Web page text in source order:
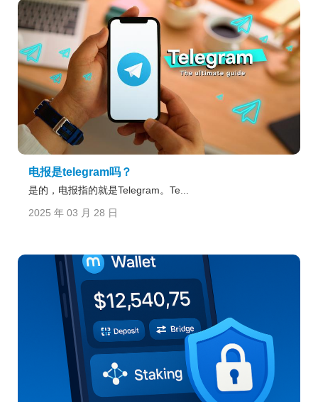
电报是telegram吗？
是的，电报指的就是Telegram。Te...
2025 年 03 月 28 日